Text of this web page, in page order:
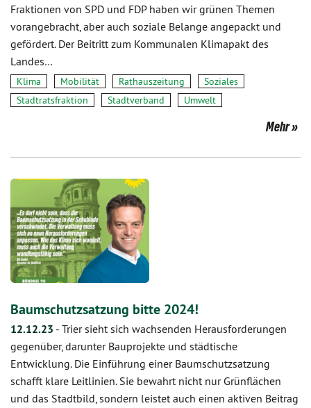
Fraktionen von SPD und FDP haben wir grünen Themen
vorangebracht, aber auch soziale Belange angepackt und
gefördert. Der Beitritt zum Kommunalen Klimapakt des
Landes…
Klima Mobilität Rathauszeitung
Soziales
Stadtratsfraktion
Stadtverband Umwelt
Mehr
Baumschutzsatzung bitte 2024!
12.12.23 - Trier sieht sich wachsenden Herausforderungen
gegenüber, darunter Bauprojekte und städtische
Entwicklung. Die Einführung einer Baumschutzsatzung
schafft klare Leitlinien. Sie bewahrt nicht nur Grünflächen
und das Stadtbild, sondern leistet auch einen aktiven Beitrag